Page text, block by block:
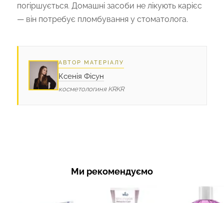
погіршується. Домашні засоби не лікують карієс
— він потребує пломбування у стоматолога.
АВТОР МАТЕРІАЛУ
Ксенія Фісун
косметологиня KRKR
Ми рекомендуємо